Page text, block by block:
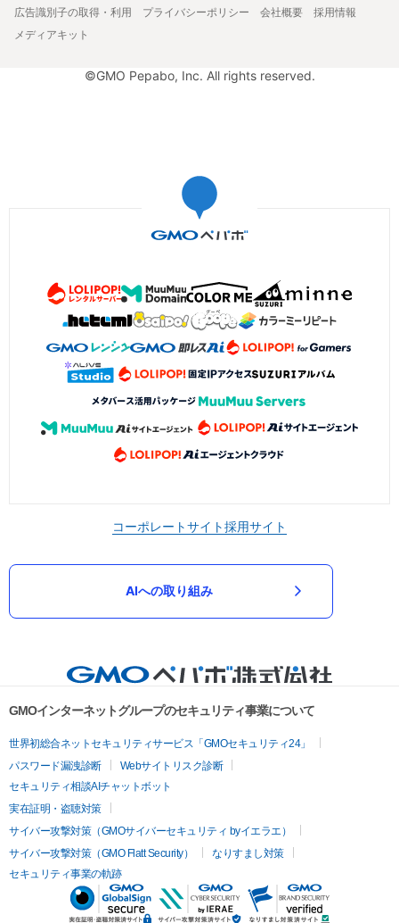
広告識別子の取得・利用
プライバシーポリシー 会社概要
採用情報
メディアキット
©GMO Pepabo, Inc. All rights reserved.
コーポレートサイト採用サイト
AIへの取り組み
GMOインターネットグループのセキュリティ事業について
世界初総合ネットセキュリティサービス「GMOセキュリティ24」
パスワード漏洩診断
Webサイトリスク診断
セキュリティ相談AIチャットボット
実在証明・盗聴対策
サイバー攻撃対策（GMOサイバーセキュリティ byイエラエ）
サイバー攻撃対策（GMO Flatt Security）
なりすまし対策
セキュリティ事業の軌跡